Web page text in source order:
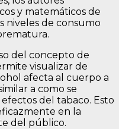
y matemáticos de
niveles de consumo
del concepto de
visualizar de
afecta al cuerpo a
a como se
del tabaco. Esto
en la
del público.